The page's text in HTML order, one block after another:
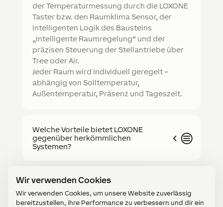
Wir verwenden Cookies
Wir verwenden Cookies, um unsere Website zuverlässig
bereitzustellen, ihre Performance zu verbessern und dir ein
der Temperaturmessung durch die LOXONE
Taster bzw. den Raumklima Sensor, der
intelligenten Logik des Bausteins
„Intelligente Raumregelung“ und der
präzisen Steuerung der Stellantriebe über
Tree oder Air.
Jeder Raum wird individuell geregelt –
abhängig von Solltemperatur,
Außentemperatur, Präsenz und Tageszeit.
Welche Vorteile bietet LOXONE
gegenüber herkömmlichen
Systemen?
Kann die Einzelraumregelung auch in
Bestandsgebäuden nachgerüstet
werden?